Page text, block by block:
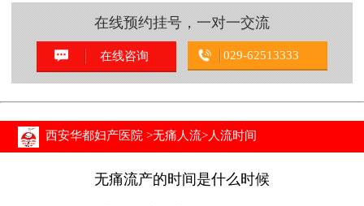
在线预约挂号，一对一交流
在线咨询 029-62513333
西安华都妇产医院 >无痛人流>人流时间
无痛流产的时间是什么时候